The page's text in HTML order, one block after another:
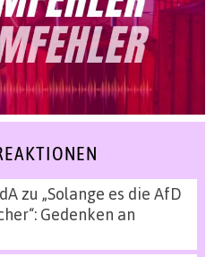
zu „Solange es die AfD
Gedenken an